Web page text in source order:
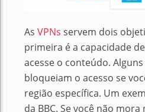
As VPNs servem dois
primeira é a capacidade
acesse o conteúdo.
bloqueiam o acesso se
região específica. Um
da BBC. Se você não mora